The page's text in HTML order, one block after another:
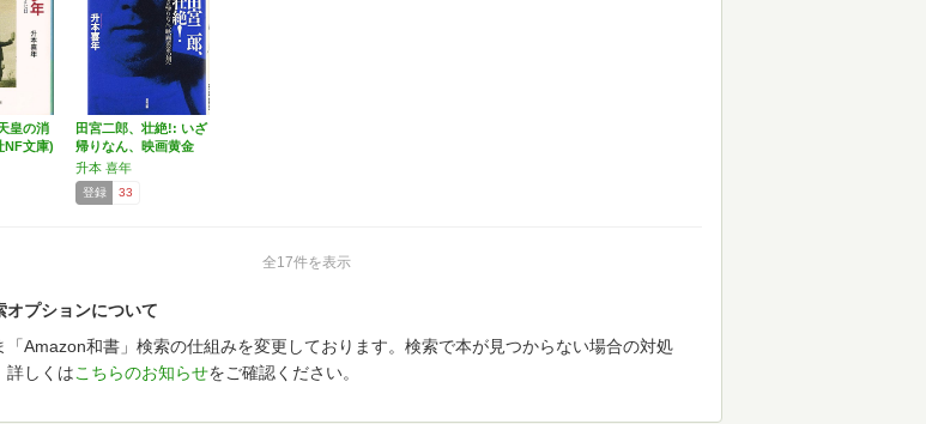
皇の消
NF文庫)
田宮二郎、壮絶!: いざ
帰りなん、映画黄金
の…
升本 喜年
登録 33
全17件を表示
オプションについて
「Amazon和書」検索の仕組みを変更しております。検索で本が見つからない場合の対処
詳しくはこちらのお知らせをご確認ください。